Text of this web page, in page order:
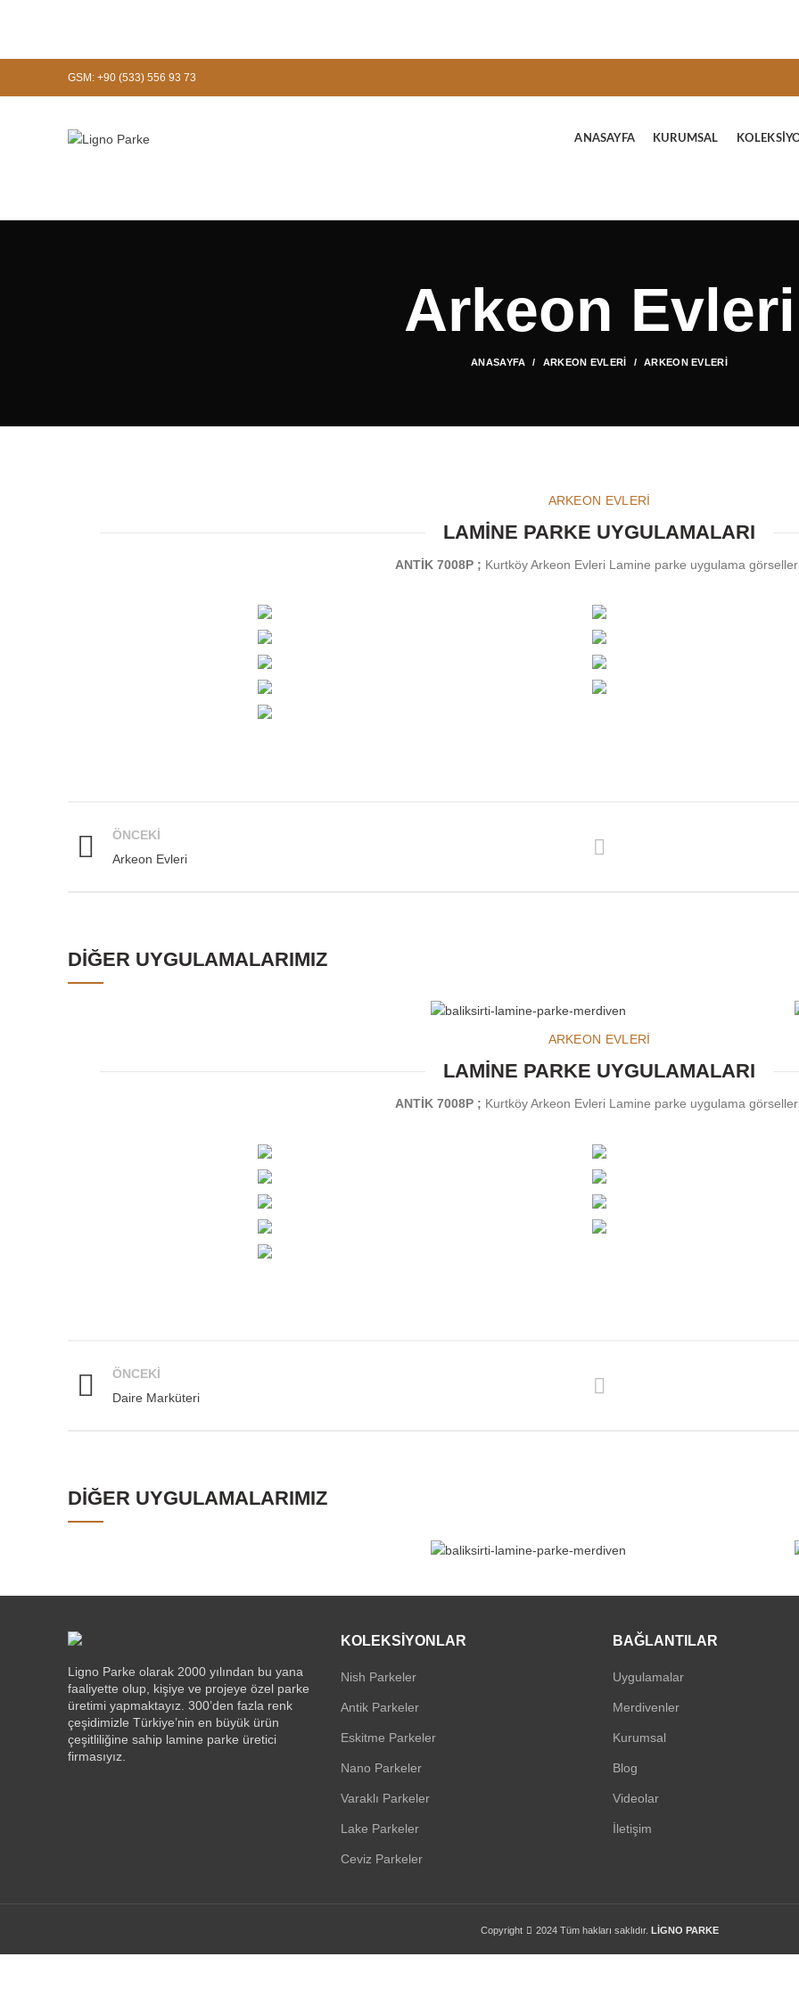
GSM: +90 (533) 556 93 73
ANASAYFA KURUMSAL
Arkeon Evleri
ANASAYFA ARKEON EVLERI ARKEON EVLERI
ARKEON EVLERİ
LAMİNE PARKE UYGULAMALARI
ANTİK 7008P; Kurtköy Arkeon Evleri Lamine parke uygulama
ÖNCEKI
Arkeon Evleri
DIĞER UYGULAMALARIMIZ
ARKEON EVLERİ
LAMİNE PARKE UYGULAMALARI
ANTİK 7008P; Kurtköy Arkeon Evleri Lamine parke uygulama
ÖNCEKI
Daire Marküteri
DIĞER UYGULAMALARIMIZ
Ligno Parke olarak 2000 yılından bu yana
faaliyette olup, kişiye ve projeye özel parke
üretimi yapmaktayız. 300’den fazla renk
çeşidimizle Türkiye’nin en büyük ürün
çeşitliliğine sahip lamine parke üretici
firmasıyız.
KOLEKSIYONLAR
Nish Parkeler
Antik Parkeler
Eskitme Parkeler
Nano Parkeler
Varaklı Parkeler
Lake Parkeler
Ceviz Parkeler
BAĞLANTILAR
Uygulamalar
Merdivenler
Kurumsal
Blog
Videolar
İletişim
Copyright 2024 Tüm hakları saklıdır. LİGNO PARKE